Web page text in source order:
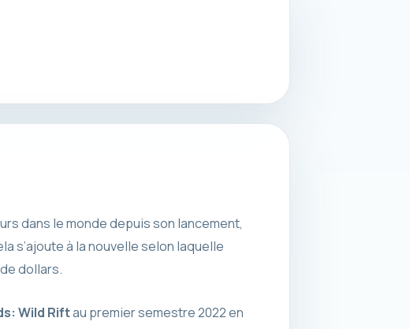
dans le monde depuis son lancement,
s’ajoute à la nouvelle selon laquelle
dollars.
Wild Riftau premier semestre 2022 en